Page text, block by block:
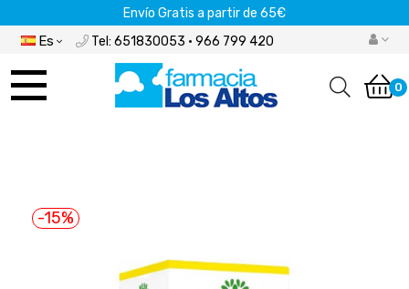
Envío Gratis a partir de 65€
Es Tel: 651830053 · 966 799 420
Navegación 0
-15%